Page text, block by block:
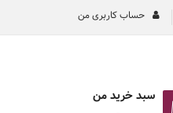
حساب کاربری من
سبد خرید من